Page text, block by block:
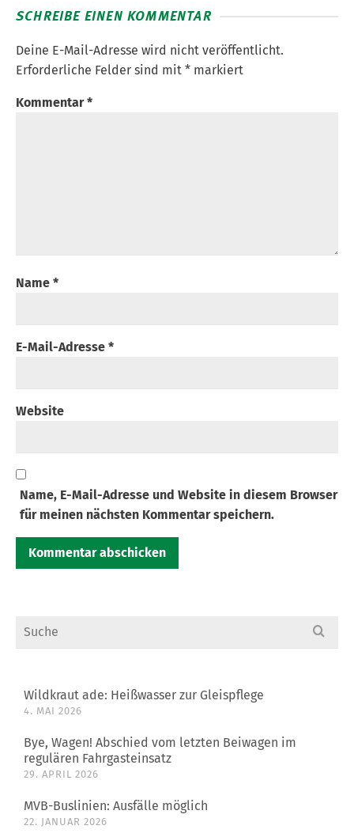
SCHREIBE EINEN KOMMENTAR
Deine E-Mail-Adresse wird nicht veröffentlicht.
Erforderliche Felder sind mit * markiert
Kommentar*
Name *
E-Mail-Adresse *
Website
Name, E-Mail-Adresse und Website in diesem Browser
für meinen nächsten Kommentar speichern.
Search
for:
Wildkraut ade: Heißwasser zur Gleispflege
4. MAI 2026
Bye, Wagen! Abschied vom letzten Beiwagen im
regulären Fahrgasteinsatz
29. APRIL 2026
MVB-Buslinien: Ausfälle möglich
22. JANUAR 2026